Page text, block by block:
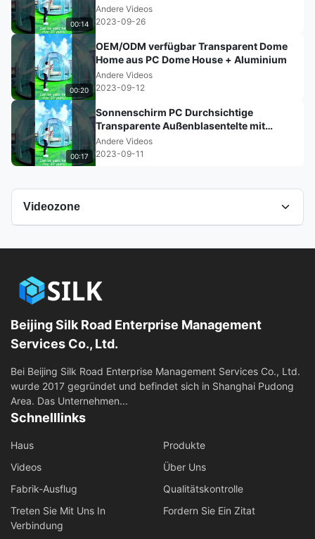
00:14
Konstruktion
Andere Videos
2023-09-26
00:20
OEM/ODM verfügbar Transparent Dome
Home aus PC Dome House + Aluminium
Andere Videos
2023-09-12
00:17
Sonnenschirm PC Durchsichtige
Transparente Außenblasentelte mit
Holzkartonverpackung
Andere Videos
2023-09-11
Videozone
Beijing Silk Road Enterprise Management
Services Co., Ltd.
Bei Beijing Silk Road Enterprise Management Services Co., Ltd.
wurde 2017 gegründet und befindet sich in Shanghai Pudong
Area. Das Unternehmen...
Schnelllinks
Haus
Produkte
Videos
Über Uns
Fabrik-Ausflug
Qualitätskontrolle
Treten Sie Mit Uns In
Verbindung
Fordern Sie Ein Zitat